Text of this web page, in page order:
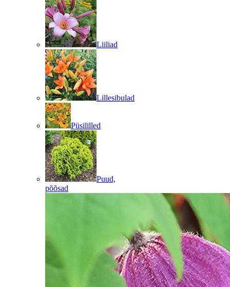
Liiliad
Lillesibulad
Püsililled
Puud,
põõsad